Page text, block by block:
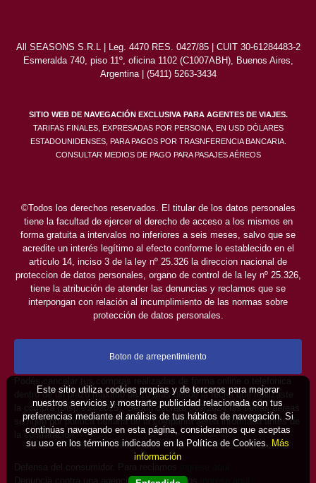
All SEASONS S.R.L | Leg. 4470 RES. 0427/85 | CUIT 30-61284483-2
Esmeralda 740, piso 11º, oficina 1102 (C1007ABH), Buenos Aires,
Argentina | (5411) 5263-3434
SITIO WEB DE NAVEGACIÓN EXCLUSIVA PARA AGENTES DE VIAJES.
TARIFAS FINALES, EXPRESADAS POR PERSONA, EN USD DÓLARES
ESTADOUNIDENSES, PARA PAGOS POR TRASNFERENCIA BANCARIA.
CONSULTAR MEDIOS DE PAGO PARA PASAJES AÉREOS
©Todos los derechos reservados. El titular de los datos personales
tiene la facultad de ejercer el derecho de acceso a los mismos en
forma gratuita a intervalos no inferiores a seis meses, salvo que se
acredite un interés legítimo al efecto conforme lo establecido en el
artículo 14, inciso 3 de la ley nº 25.326 la direccion nacional de
proteccion de datos personales, organo de control de la ley nº 25.326,
tiene la atribución de atender las denuncias y reclamos que se
interpongan con relación al incumplimiento de las normas sobre
protección de datos personales.
Boton de arrepentimiento
Podés cancelar tus compras realizadas de forma online o telefonica
dentro de un plazo máximo de 10 días desde la fecha que realizaste
la compra (Disp.954/2025). Según decreto 809/2024 las tarifas aéreas
se rigen por política tarifaria de la compañía aérea informada antes de
la contratación.
Defensa del consumidor. Para reclamos
Denuncia contra una agencia. Para reclamos
Este sitio utiliza cookies propias y de terceros para mejorar
nuestros servicios y mostrarte publicidad relacionada con tus
preferencias mediante el análisis de tus hábitos de navegación. Si
continúas navegando en esta página, consideramos que aceptas
su uso en los términos indicados en la Política de Cookies. Más
información